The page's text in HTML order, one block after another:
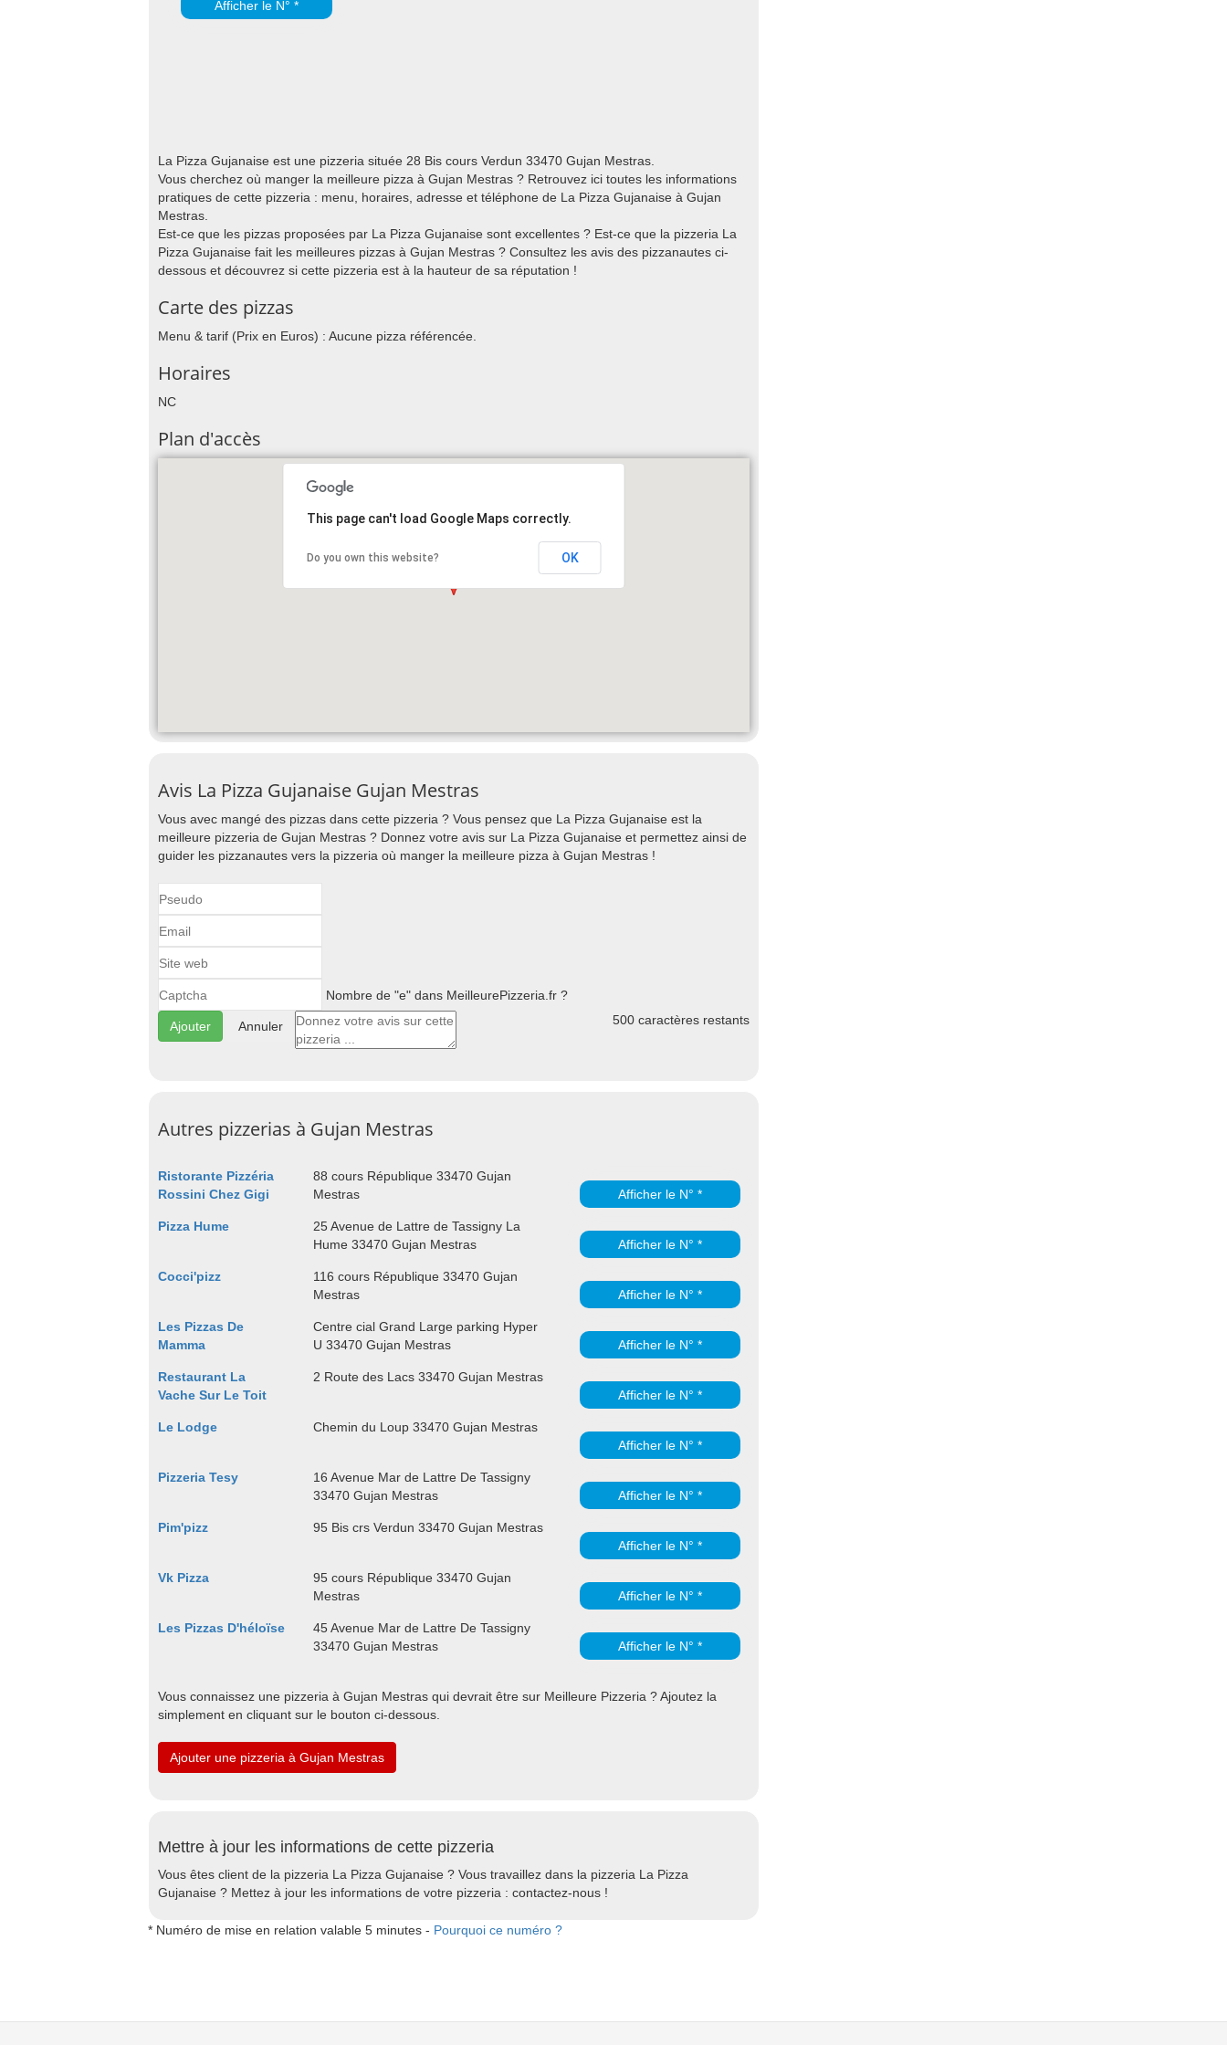
Afficher le N° *
La Pizza Gujanaise est une pizzeria située 28 Bis cours Verdun 33470 Gujan Mestras.
Vous cherchez où manger la meilleure pizza à Gujan Mestras ? Retrouvez ici toutes les informations
pratiques de cette pizzeria : menu, horaires, adresse et téléphone de La Pizza Gujanaise à Gujan
Mestras.
Est-ce que les pizzas proposées par La Pizza Gujanaise sont excellentes ? Est-ce que la pizzeria La
Pizza Gujanaise fait les meilleures pizzas à Gujan Mestras ? Consultez les avis des pizzanautes ci-
dessous et découvrez si cette pizzeria est à la hauteur de sa réputation !
Carte des pizzas
Menu & tarif (Prix en Euros) : Aucune pizza référencée.
Horaires
NC
Plan d'accès
This page can't load Google Maps correctly.
Do you own this website? OK
Avis La Pizza Gujanaise Gujan Mestras
Vous avec mangé des pizzas dans cette pizzeria ? Vous pensez que La Pizza Gujanaise est la
meilleure pizzeria de Gujan Mestras ? Donnez votre avis sur La Pizza Gujanaise et permettez ainsi de
guider les pizzanautes vers la pizzeria où manger la meilleure pizza à Gujan Mestras !
Nombre de "e" dans MeilleurePizzeria.fr ?
Annuler 500 caractères restants
Autres pizzerias à Gujan Mestras
Ristorante Pizzéria
Rossini Chez Gigi
88 cours République 33470 Gujan
Mestras
Afficher le N° *
Pizza Hume
25 Avenue de Lattre de Tassigny La
Hume 33470 Gujan Mestras
Afficher le N° *
Cocci'pizz
116 cours République 33470 Gujan
Mestras
Afficher le N° *
Les Pizzas De
Mamma
Centre cial Grand Large parking Hyper
U 33470 Gujan Mestras
Afficher le N° *
Restaurant La
Vache Sur Le Toit
2 Route des Lacs 33470 Gujan Mestras
Afficher le N° *
Le Lodge
Chemin du Loup 33470 Gujan Mestras
Afficher le N° *
Pizzeria Tesy
16 Avenue Mar de Lattre De Tassigny
33470 Gujan Mestras
Afficher le N° *
Pim'pizz
95 Bis crs Verdun 33470 Gujan Mestras
Afficher le N° *
Vk Pizza
95 cours République 33470 Gujan
Mestras
Afficher le N° *
Les Pizzas D'héloïse
45 Avenue Mar de Lattre De Tassigny
33470 Gujan Mestras
Afficher le N° *
Vous connaissez une pizzeria à Gujan Mestras qui devrait être sur Meilleure Pizzeria ? Ajoutez la
simplement en cliquant sur le bouton ci-dessous.
Ajouter une pizzeria à Gujan Mestras
Mettre à jour les informations de cette pizzeria
Vous êtes client de la pizzeria La Pizza Gujanaise ? Vous travaillez dans la pizzeria La Pizza
Gujanaise ? Mettez à jour les informations de votre pizzeria : contactez-nous !
* Numéro de mise en relation valable 5 minutes - Pourquoi ce numéro ?